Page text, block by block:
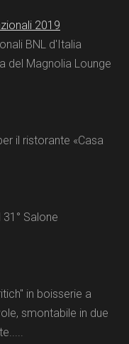
2019
BNL d'Italia
del Magnolia Lounge
il ristorante «Casa
Salone
in boisserie a
smontabile in due